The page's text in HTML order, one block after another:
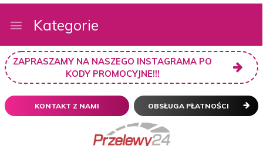
Kategorie
ZAPRASZAMY NA NASZEGO INSTAGRAMA PO
KODY PROMOCYJNE!!!
KONTAKT Z NAMI OBSŁUGA PŁATNOŚCI